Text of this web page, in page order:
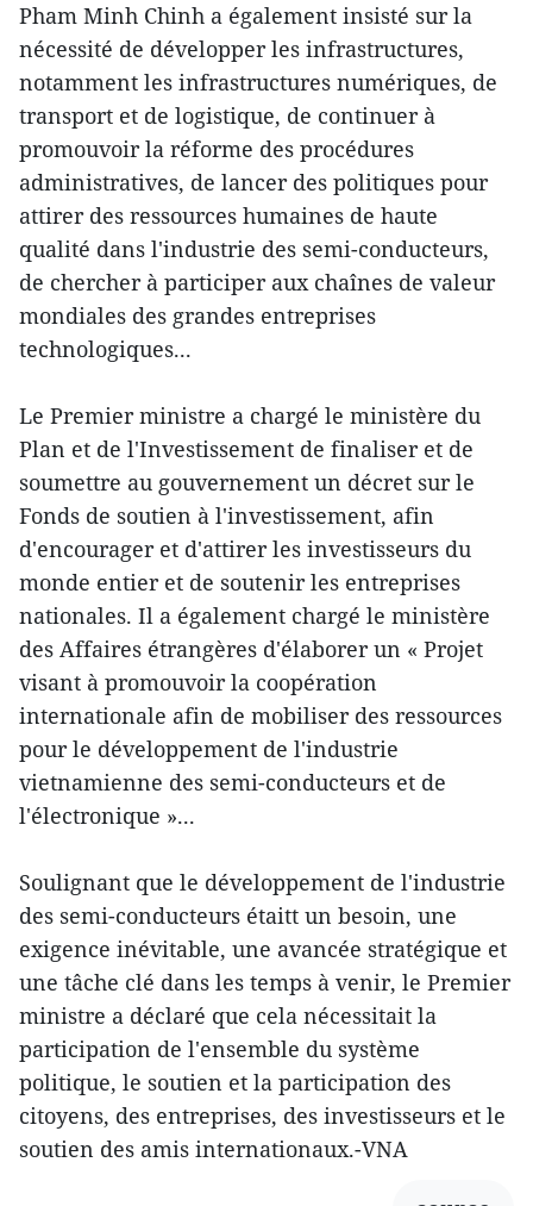
Pham Minh Chinh a également insisté sur la
nécessité de développer les infrastructures,
notamment les infrastructures numériques, de
transport et de logistique, de continuer à
promouvoir la réforme des procédures
administratives, de lancer des politiques pour
attirer des ressources humaines de haute
qualité dans l'industrie des semi-conducteurs,
de chercher à participer aux chaînes de valeur
mondiales des grandes entreprises
technologiques...
Le Premier ministre a chargé le ministère du
Plan et de l'Investissement de finaliser et de
soumettre au gouvernement un décret sur le
Fonds de soutien à l'investissement, afin
d'encourager et d'attirer les investisseurs du
monde entier et de soutenir les entreprises
nationales. Il a également chargé le ministère
des Affaires étrangères d'élaborer un « Projet
visant à promouvoir la coopération
internationale afin de mobiliser des ressources
pour le développement de l'industrie
vietnamienne des semi-conducteurs et de
l'électronique »...
Soulignant que le développement de l'industrie
des semi-conducteurs étaitt un besoin, une
exigence inévitable, une avancée stratégique et
une tâche clé dans les temps à venir, le Premier
ministre a déclaré que cela nécessitait la
participation de l'ensemble du système
politique, le soutien et la participation des
citoyens, des entreprises, des investisseurs et le
soutien des amis internationaux.-VNA